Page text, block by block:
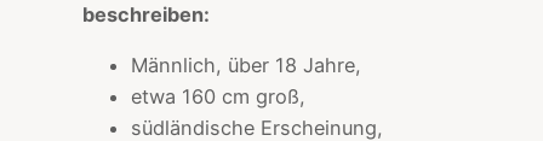
beschreiben:
Männlich, über 18 Jahre,
etwa 160 cm groß,
südländische Erscheinung,